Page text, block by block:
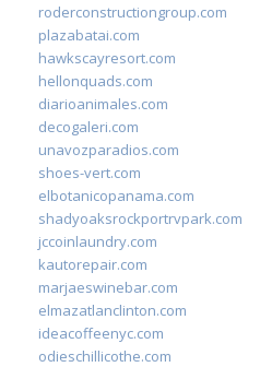
roderconstructiongroup.com
plazabatai.com
hawkscayresort.com
hellonquads.com
diarioanimales.com
decogaleri.com
unavozparadios.com
shoes-vert.com
elbotanicopanama.com
shadyoaksrockportrvpark.com
jccoinlaundry.com
kautorepair.com
marjaeswinebar.com
elmazatlanclinton.com
ideacoffeenyc.com
odieschillicothe.com